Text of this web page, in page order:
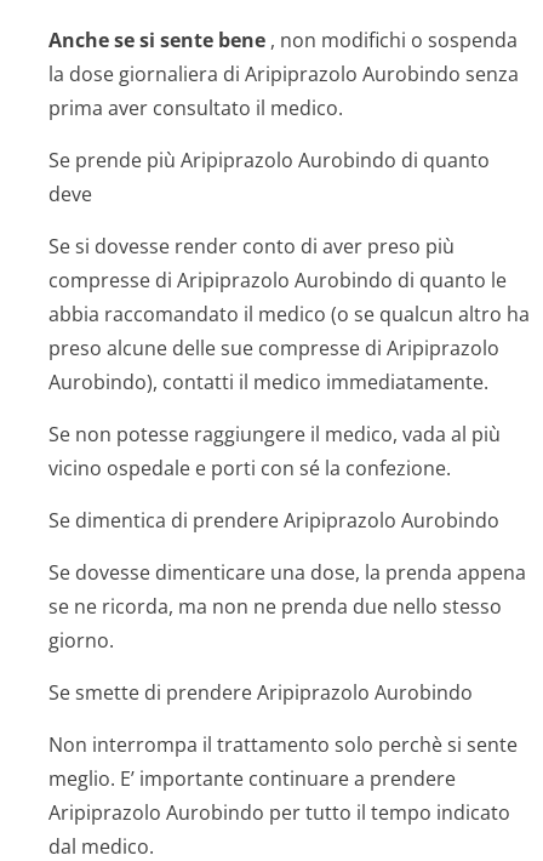
Anche se si sente bene , non modifichi o sospenda
la dose giornaliera di Aripiprazolo Aurobindo senza
prima aver consultato il medico.
Se prende più Aripiprazolo Aurobindo di quanto
deve
Se si dovesse render conto di aver preso più
compresse di Aripiprazolo Aurobindo di quanto le
abbia raccomandato il medico (o se qualcun altro ha
preso alcune delle sue compresse di Aripiprazolo
Aurobindo), contatti il medico immediatamente.
Se non potesse raggiungere il medico, vada al più
vicino ospedale e porti con sé la confezione.
Se dimentica di prendere Aripiprazolo Aurobindo
Se dovesse dimenticare una dose, la prenda appena
se ne ricorda, ma non ne prenda due nello stesso
giorno.
Se smette di prendere Aripiprazolo Aurobindo
Non interrompa il trattamento solo perchè si sente
meglio. E’ importante continuare a prendere
Aripiprazolo Aurobindo per tutto il tempo indicato
dal medico.